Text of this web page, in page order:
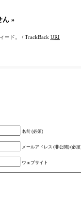
ん »
ード。 / TrackBack URI
名前 (必須)
メールアドレス (非公開) (必
ウェブサイト